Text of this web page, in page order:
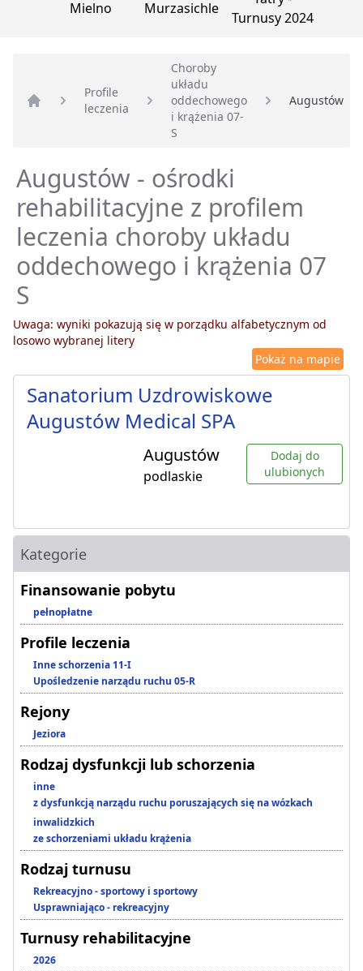
Strona główna
Profile
leczenia
Choroby
układu
oddechowego
i krążenia 07-
S
Augustów
Augustów - ośrodki
rehabilitacyjne z profilem
leczenia choroby układu
oddechowego i krążenia 07
S
Uwaga: wyniki pokazują się w porządku alfabetycznym od
losowo wybranej litery
Pokaż na mapie
Sanatorium Uzdrowiskowe
Augustów Medical SPA
Augustów
podlaskie
Dodaj do
ulubionych
Kategorie
Finansowanie pobytu
pełnopłatne
Profile leczenia
Inne schorzenia 11-I
Upośledzenie narządu ruchu 05-R
Rejony
Jeziora
Rodzaj dysfunkcji lub schorzenia
inne
z dysfunkcją narządu ruchu poruszających się na wózkach
inwalidzkich
ze schorzeniami układu krążenia
Rodzaj turnusu
Rekreacyjno - sportowy i sportowy
Usprawniająco - rekreacyjny
Turnusy rehabilitacyjne
2026